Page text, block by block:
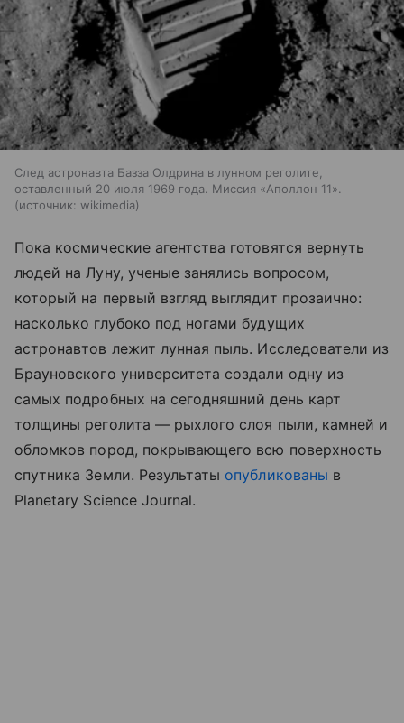
След астронавта Базза Олдрина в лунном реголите,
оставленный 20 июля 1969 года. Миссия «Аполлон 11».
источник: wikimedia
Пока космические агентства готовятся вернуть
людей на Луну, ученые занялись вопросом,
который на первый взгляд выглядит прозаично:
насколько глубоко под ногами будущих
астронавтов лежит лунная пыль. Исследователи из
Брауновского университета создали одну из
самых подробных на сегодняшний день карт
толщины реголита — рыхлого слоя пыли, камней и
обломков пород, покрывающего всю поверхность
спутника Земли. Результаты опубликованы в
Planetary Science Journal.